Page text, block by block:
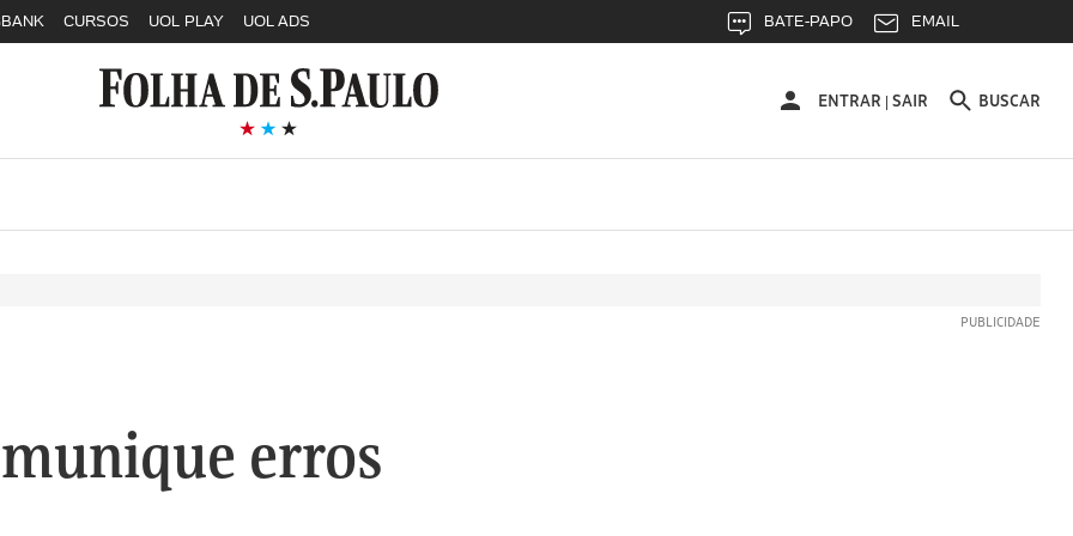
CURSOS UOL PLAY UOL ADS BATE-PAPO EMAIL
ENTRAR
ENTRAR | SAIR BUSCAR
erros